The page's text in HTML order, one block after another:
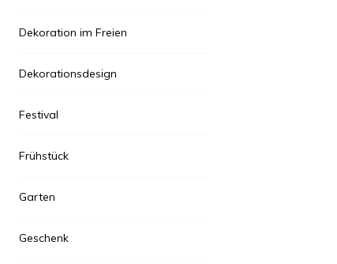
Dekoration im Freien
Dekorationsdesign
Festival
Frühstück
Garten
Geschenk